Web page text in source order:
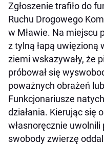
Zgłoszenie trafiło do
Ruchu Drogowego
w Mławie. Na miejscu
z tylną łapą uwięzioną
ziemi wskazywały, że
próbował się
poważnych obrażeń
Funkcjonariusze
działania. Kierując się
własnoręcznie uwolnili
swobody zwierzę